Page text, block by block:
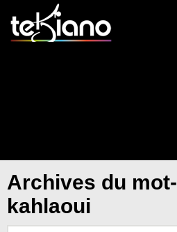
Archives du
kahlaoui